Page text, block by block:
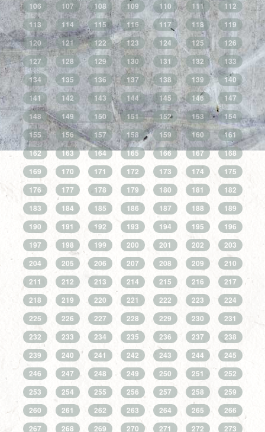
106
107 108 109 110 111
112
113
114 115 116 117 118
119
120
121 122 123 124 125
126
127
128 129 130 131 132
133
134
135 136 137 138 139
140
141
142 143 144 145 146
147
148
149 150 151 152 153
154
155
156 157 158 159 160
161
162
163 164 165 166 167
168
169
170 171 172 173 174
175
176
177 178 179 180 181
182
183
184 185 186 187 188
189
190
191 192 193 194 195
196
197
198 199 200 201 202
203
204
205 206 207 208 209
210
211
212 213 214 215 216
217
218
219 220 221 222 223
224
225
226 227 228 229 230
231
232
233 234 235 236 237
238
239
240 241 242 243 244
245
246
247 248 249 250 251
252
253
254 255 256 257 258
259
260
261 262 263 264 265
266
267
268 269 270 271 272 273